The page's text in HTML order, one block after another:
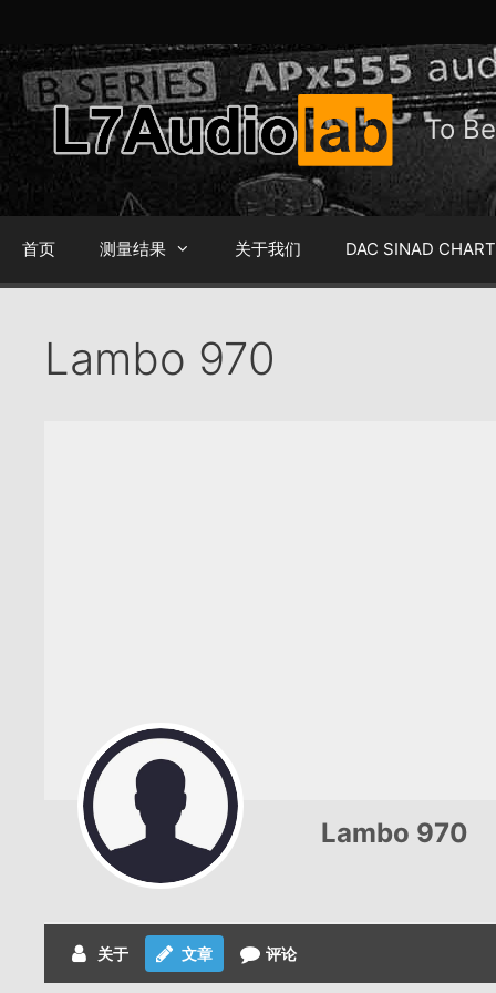
内
容
To
首页 测量结果 关于我们 DAC SINAD
Lambo 970
Lambo 970
关于 文章 评论